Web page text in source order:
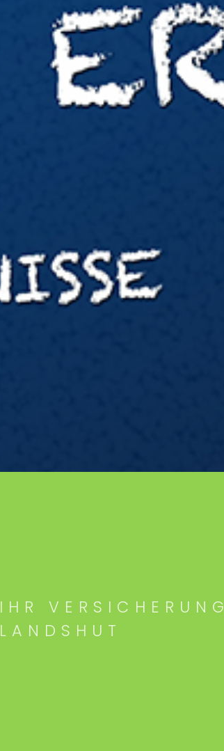
IHR
LANDSHUT